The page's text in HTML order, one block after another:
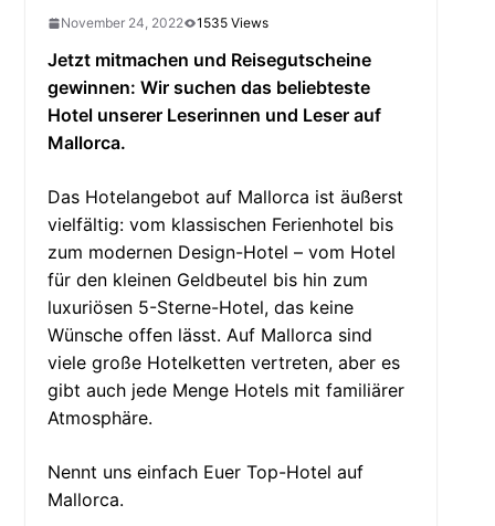
November 24, 2022 1535 Views
Jetzt mitmachen und Reisegutscheine
gewinnen: Wir suchen das beliebteste
Hotel unserer Leserinnen und Leser auf
Mallorca.
Das Hotelangebot auf Mallorca ist äußerst
vielfältig: vom klassischen Ferienhotel bis
zum modernen Design-Hotel – vom Hotel
für den kleinen Geldbeutel bis hin zum
luxuriösen 5-Sterne-Hotel, das keine
Wünsche offen lässt. Auf Mallorca sind
viele große Hotelketten vertreten, aber es
gibt auch jede Menge Hotels mit familiärer
Atmosphäre.
Nennt uns einfach Euer Top-Hotel auf
Mallorca.